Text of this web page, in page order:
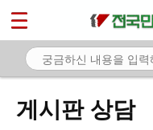
게시판 상담
마이페이지
소개
노동상담